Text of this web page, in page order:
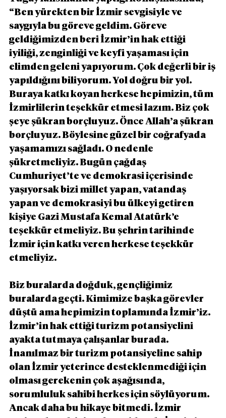
“Ben yürekten bir İzmir sevgisiyle ve
saygıyla bu göreve geldim. Göreve
geldiğimizden beri İzmir’in hak ettiği
iyiliği, zenginliği ve keyfi yaşaması için
elimden geleni yapıyorum. Çok değerli bir iş
yapıldığını biliyorum. Yol doğru bir yol.
Buraya katkı koyan herkese hepimizin, tüm
İzmirlilerin teşekkür etmesi lazım. Biz çok
şeye şükran borçluyuz. Önce Allah’a şükran
borçluyuz. Böylesine güzel bir coğrafyada
yaşamamızı sağladı. O nedenle
şükretmeliyiz. Bugün çağdaş
Cumhuriyet’te ve demokrasi içerisinde
yaşıyorsak bizi millet yapan, vatandaş
yapan ve demokrasiyi bu ülkeyi getiren
kişiye Gazi Mustafa Kemal Atatürk’e
teşekkür etmeliyiz. Bu şehrin tarihinde
İzmir için katkı veren herkese teşekkür
etmeliyiz.
Biz buralarda doğduk, gençliğimiz
buralarda geçti. Kimimize başka görevler
düştü ama hepimizin toplamında İzmir’iz.
İzmir’in hak ettiği turizm potansiyelini
ayakta tutmaya çalışanlar burada.
İnanılmaz bir turizm potansiyeline sahip
olan İzmir yeterince desteklenmediği için
olması gerekenin çok aşağısında,
sorumluluk sahibi herkes için söylüyorum.
Ancak daha bu hikaye bitmedi. İzmir